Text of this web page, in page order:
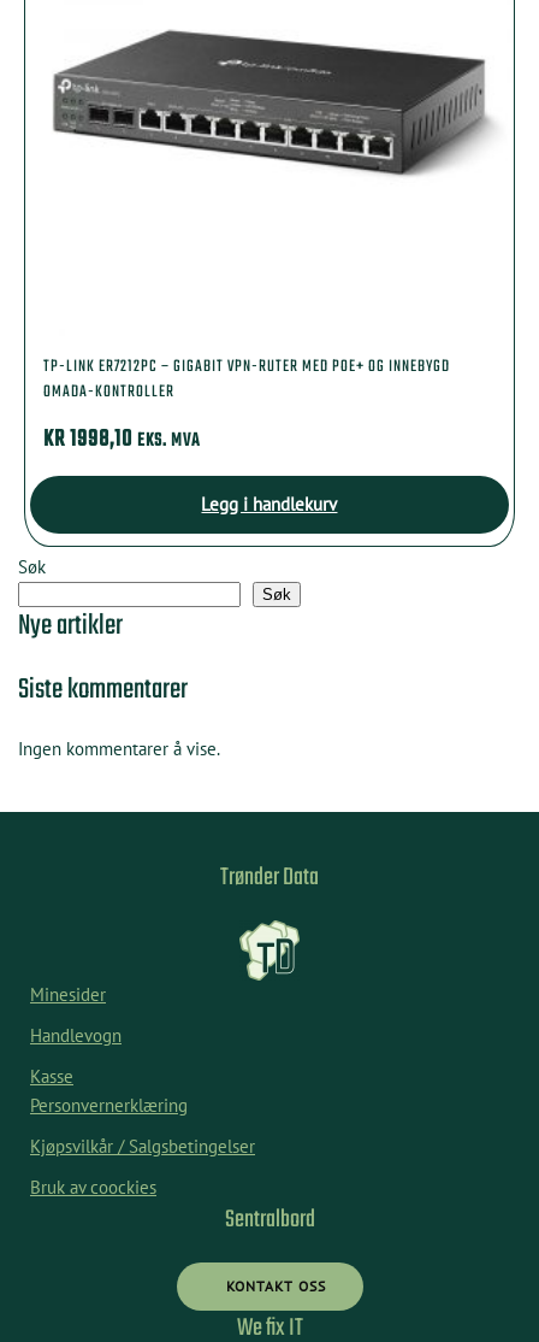
TP-LINK ER7212PC – GIGABIT VPN-RUTER MED POE+ OG INNEBYGD
OMADA-KONTROLLER
KR1998,10 EKS. MVA
Legg i handlekurv
Søk
Søk
Nye artikler
Siste kommentarer
Ingen kommentarer å vise.
Trønder Data
Minesider
Handlevogn
Kasse
Personvernerklæring
Kjøpsvilkår / Salgsbetingelser
Bruk av coockies
Sentralbord
KONTAKT OSS
We fix IT